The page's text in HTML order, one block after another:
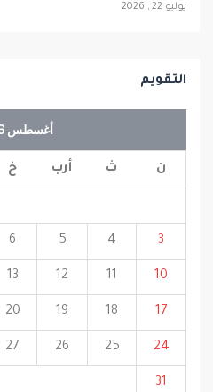
يوليو 22 , 2026
التقويم
أغسطس 2026
ن ث أرب خ
3
4
5
6
10
11
12
13
17
18
19
20
24
25
26
27
31